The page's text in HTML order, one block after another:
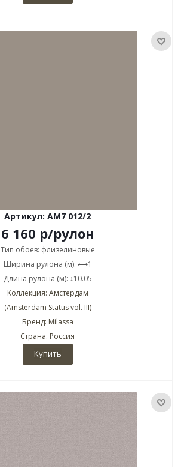
Артикул: AM7 012/2
6 160 р/рулон
Тип обоев: флизелиновые
Ширина рулона (м): ⟷1
Длина рулона (м): ↕10.05
Коллекция: Амстердам
(Amsterdam Status vol. III)
Бренд: Milassa
Страна: Россия
Купить